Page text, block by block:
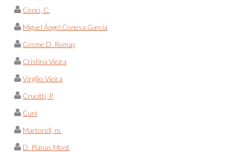
Conci, C.
Miguel Ángel Conesa García
Cosme D. Romay
Cristina Vieira
Virgílio Vieira
Crucitti, P.
Cuni
Martorell, m.
D. Planas Mont